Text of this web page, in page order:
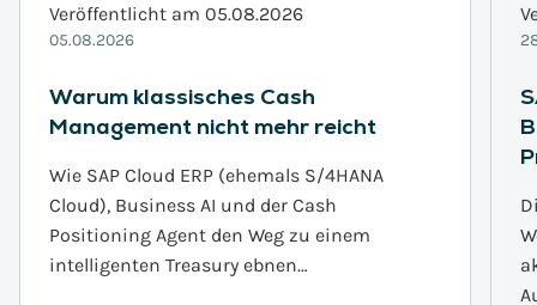
Veröffentlicht am 05.08.2026
05.08.2026
Warum klassisches Cash
Management nicht mehr reicht
Wie SAP Cloud ERP (ehemals S/4HANA
Cloud), Business AI und der Cash
Positioning Agent den Weg zu einem
intelligenten Treasury ebnen…